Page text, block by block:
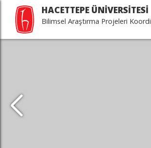
HACETTEPE ÜNİVERSİTESİ
Bilimsel Araştırma Projeleri